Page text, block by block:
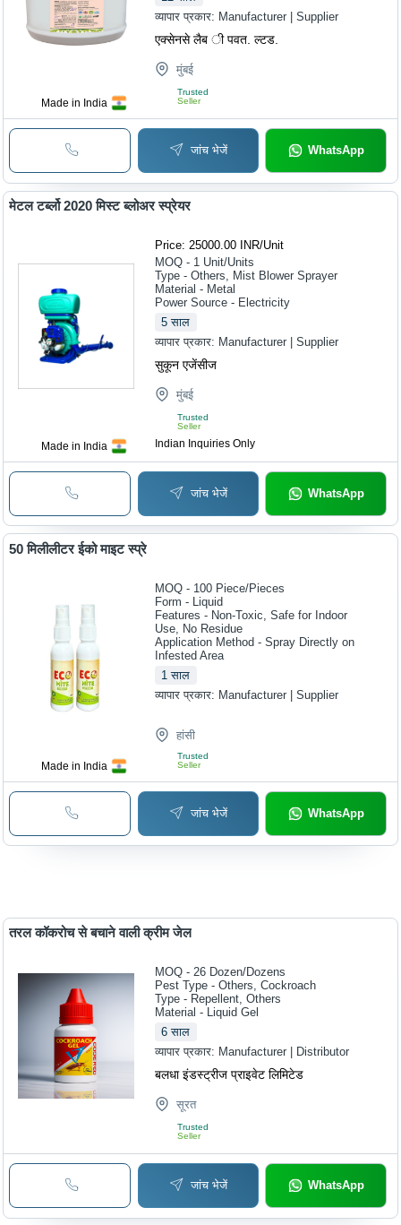
Made in India
व्यापार प्रकार: Manufacturer | Supplier
एक्सेनसे लैब ी पवत. ल्टड.
मुंबई
Trusted
Seller
जांच भेजें WhatsApp
Made in India
मेटल टर्ब्लो 2020 मिस्ट ब्लोअर स्प्रेयर
Price: 25000.00 INR/Unit
MOQ - 1 Unit/Units
Type - Others, Mist Blower Sprayer
Material - Metal
Power Source - Electricity
5 साल
व्यापार प्रकार: Manufacturer | Supplier
सुकून एजेंसीज
मुंबई
Trusted
Seller
Indian Inquiries Only
जांच भेजें WhatsApp
Made in India
50 मिलीलीटर ईको माइट स्प्रे
MOQ - 100 Piece/Pieces
Form - Liquid
Features - Non-Toxic, Safe for Indoor
Use, No Residue
Application Method - Spray Directly on
Infested Area
1 साल
व्यापार प्रकार: Manufacturer | Supplier
हांसी
Trusted
Seller
जांच भेजें WhatsApp
तरल कॉकरोच से बचाने वाली क्रीम जेल
MOQ - 26 Dozen/Dozens
Pest Type - Others, Cockroach
Type - Repellent, Others
Material - Liquid Gel
6 साल
व्यापार प्रकार: Manufacturer | Distributor
बलधा इंडस्ट्रीज प्राइवेट लिमिटेड
सूरत
Trusted
Seller
जांच भेजें WhatsApp